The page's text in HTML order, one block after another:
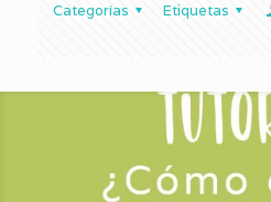
Categorías Etiquetas